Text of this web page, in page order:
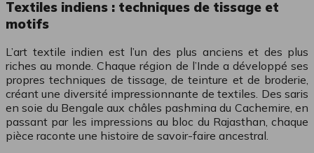
Textiles indiens : techniques de tissage et
motifs
L’art textile indien est l’un des plus anciens et des plus
riches au monde. Chaque région de l’Inde a développé ses
propres techniques de tissage, de teinture et de broderie,
créant une diversité impressionnante de textiles. Des saris
en soie du Bengale aux châles pashmina du Cachemire, en
passant par les impressions au bloc du Rajasthan, chaque
pièce raconte une histoire de savoir-faire ancestral.